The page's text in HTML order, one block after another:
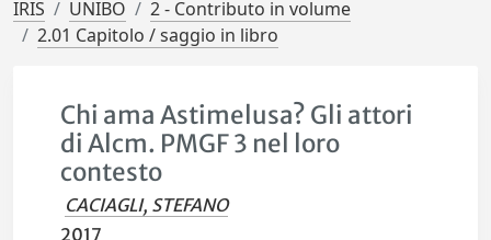
IRIS UNIBO
2 - Contributo in volume
2.01 Capitolo / saggio in libro
Chi ama Astimelusa? Gli attori
di Alcm. PMGF 3 nel loro
contesto
CACIAGLI, STEFANO
2017